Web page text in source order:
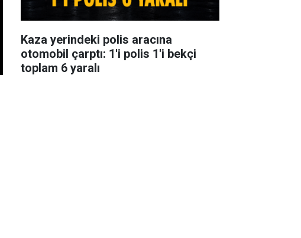
Kaza yerindeki polis aracına
otomobil çarptı: 1'i polis 1'i bekçi
toplam 6 yaralı